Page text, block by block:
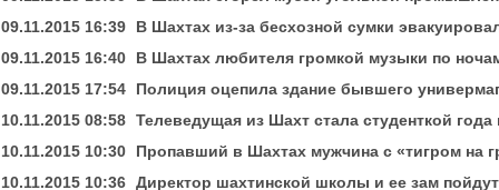
09.11.2015 16:39
В Шахтах из-за бесхозной сумки
09.11.2015 16:40
В Шахтах любителя громкой музыки по
09.11.2015 17:54
Полиция оцепила здание бывшего
10.11.2015 08:58 Телеведущая из Шахт стала студенткой
10.11.2015 10:30
Пропавший в Шахтах мужчина с «тигром на
10.11.2015 10:36 Директор шахтинской школы и ее зам